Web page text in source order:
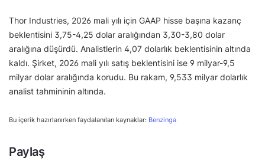
Thor Industries, 2026 mali yılı için GAAP hisse başına kazanç
beklentisini 3,75-4,25 dolar aralığından 3,30-3,80 dolar
aralığına düşürdü. Analistlerin 4,07 dolarlık beklentisinin altında
kaldı. Şirket, 2026 mali yılı satış beklentisini ise 9 milyar-9,5
milyar dolar aralığında korudu. Bu rakam, 9,533 milyar dolarlık
analist tahmininin altında.
Bu içerik hazırlanırken faydalanılan kaynaklar: Benzinga
Paylaş